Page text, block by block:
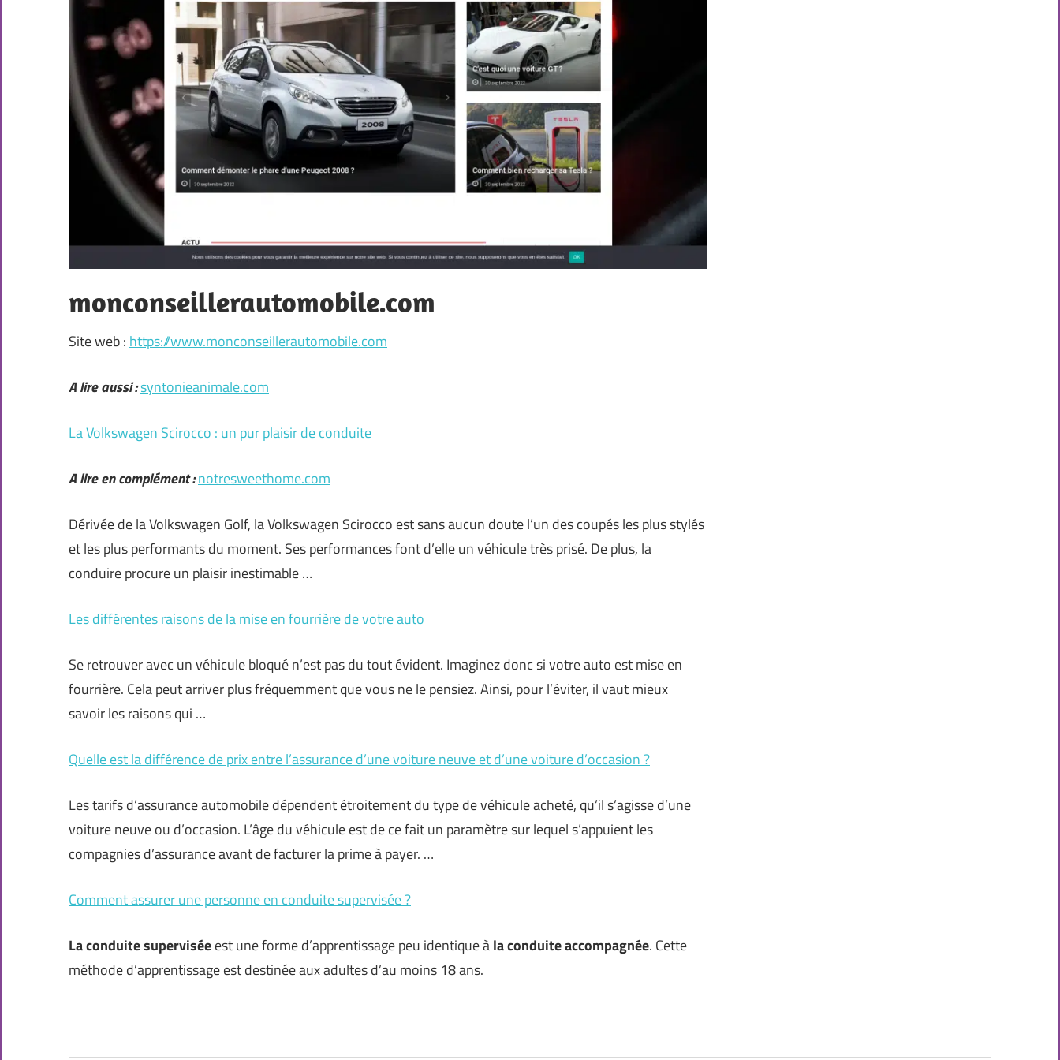
monconseillerautomobile.com
Site web : https://www.monconseillerautomobile.com
A lire aussi :syntonieanimale.com
La Volkswagen Scirocco : un pur plaisir de conduite
A lire en complément :notresweethome.com
Dérivée de la Volkswagen Golf, la Volkswagen Scirocco est sans aucun doute l’un des coupés les plus stylés
et les plus performants du moment. Ses performances font d’elle un véhicule très prisé. De plus, la
conduire procure un plaisir inestimable …
Les différentes raisons de la mise en fourrière de votre auto
Se retrouver avec un véhicule bloqué n’est pas du tout évident. Imaginez donc si votre auto est mise en
fourrière. Cela peut arriver plus fréquemment que vous ne le pensiez. Ainsi, pour l’éviter, il vaut mieux
savoir les raisons qui …
Quelle est la différence de prix entre l’assurance d’une voiture neuve et d’une voiture d’occasion ?
Les tarifs d’assurance automobile dépendent étroitement du type de véhicule acheté, qu’il s’agisse d’une
voiture neuve ou d’occasion. L’âge du véhicule est de ce fait un paramètre sur lequel s’appuient les
compagnies d’assurance avant de facturer la prime à payer. …
Comment assurer une personne en conduite supervisée ?
La conduite superviséeest une forme d’apprentissage peu identique àla conduite accompagnée. Cette
méthode d’apprentissage est destinée aux adultes d’au moins 18 ans.